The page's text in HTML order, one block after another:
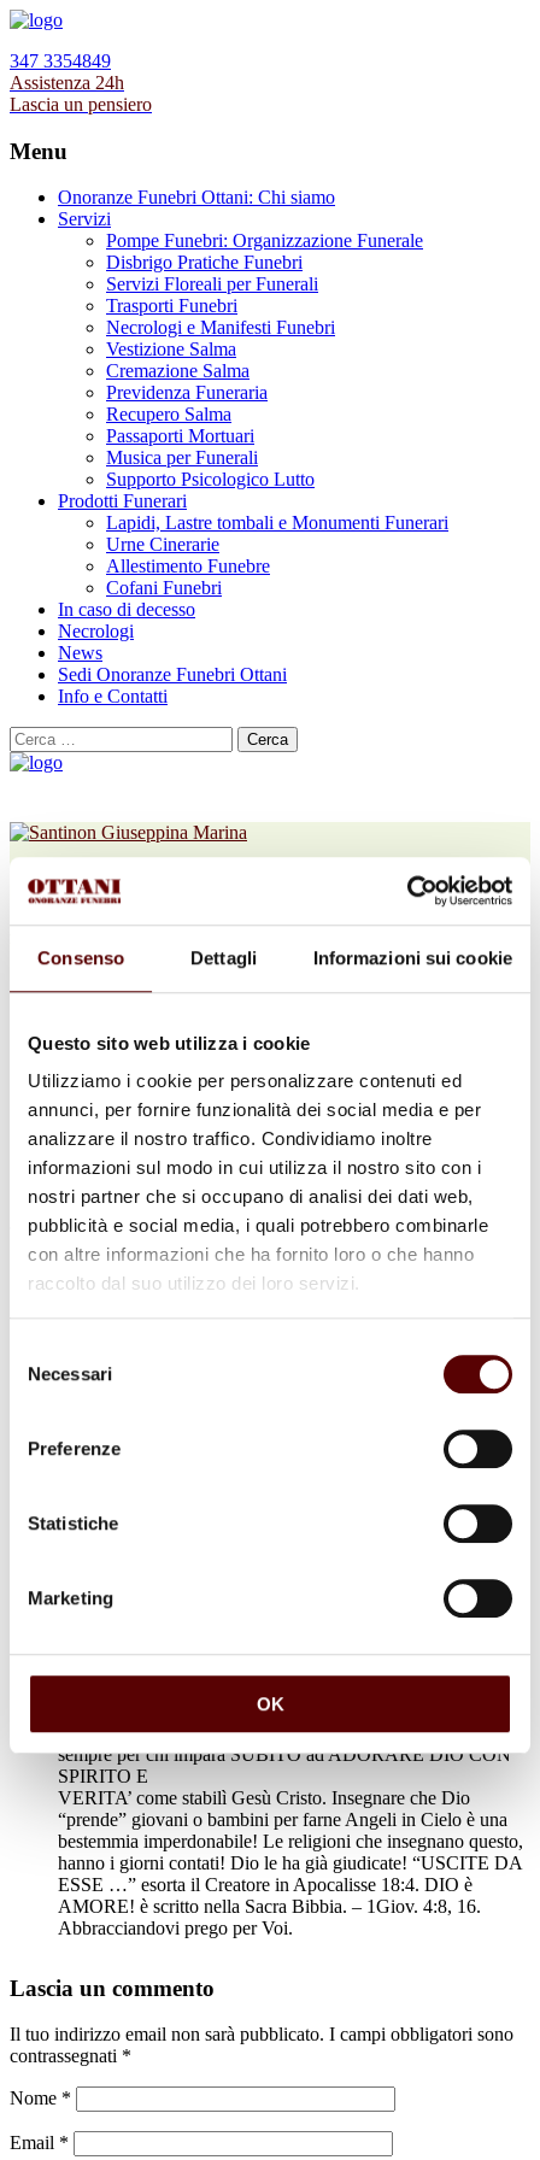
Consenso Dettagli Informazioni sui cookie
Questo sito web utilizza i cookie
Utilizziamo i cookie per personalizzare contenuti ed
annunci, per fornire funzionalità dei social media e per
analizzare il nostro traffico. Condividiamo inoltre
informazioni sul modo in cui utilizza il nostro sito con i
nostri partner che si occupano di analisi dei dati web,
pubblicità e social media, i quali potrebbero combinarle
con altre informazioni che ha fornito loro o che hanno
raccolto dal suo utilizzo dei loro servizi.
delNecessari
Preferenze
Statistiche
Marketing
OK
347 3354849
Assistenza 24h
Lascia un pensiero
Menu
Onoranze Funebri Ottani: Chi siamo
Servizi
Pompe Funebri: Organizzazione Funerale
Disbrigo Pratiche Funebri
Servizi Floreali per Funerali
Trasporti Funebri
Necrologi e Manifesti Funebri
Vestizione Salma
Cremazione Salma
Previdenza Funeraria
Recupero Salma
Passaporti Mortuari
Musica per Funerali
Supporto Psicologico Lutto
Prodotti Funerari
Lapidi, Lastre tombali e Monumenti Funerari
Urne Cinerarie
Allestimento Funebre
Cofani Funebri
In caso di decesso
Necrologi
News
Sedi Onoranze Funebri Ottani
Info e Contatti
Cerca
per:
Giuseppina Marina Santinon
Commenti (2)
Siamo addolorati per la prematura perdita. Vi abbracciamo
Famiglia Calori Valter
Sentita partecipazione al Vostro dolore! Niente è perduto per
sempre per chi impara SUBITO ad ADORARE DIO CON
SPIRITO E
VERITA’ come stabilì Gesù Cristo. Insegnare che Dio
“prende” giovani o bambini per farne Angeli in Cielo è una
bestemmia imperdonabile! Le religioni che insegnano questo,
hanno i giorni contati! Dio le ha già giudicate! “USCITE DA
ESSE …” esorta il Creatore in Apocalisse 18:4. DIO è
AMORE! è scritto nella Sacra Bibbia. – 1Giov. 4:8, 16.
Abbracciandovi prego per Voi.
Lascia un commento
Il tuo indirizzo email non sarà pubblicato. I campi obbligatori sono
contrassegnati *
Nome *
Email *